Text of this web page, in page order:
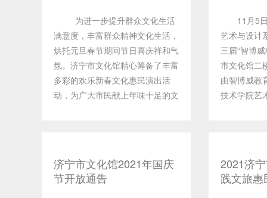
为进一步提升群众文化生活
满意度，丰富群众精神文化生活，
烘托元旦春节期间节日喜庆祥和气
氛。济宁市文化馆精心筹备了丰富
多彩的欢乐新春文化惠民演出活
动，为广大市民献上年味十足的文
台”举行，本次活动由济宁市文化
和旅游局主办，济宁市文化馆、济
11月5日
艺术与设计
三届“智博
市文化馆二
由智博威教
技术学院艺
和人文风俗
专业水平，
济宁市文化馆2021年国庆
节开放通告
2021济
践文旅惠